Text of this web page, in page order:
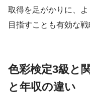
取得を足がかりに、
目指すことも有効な戦
色彩検定3級と
と年収の違い